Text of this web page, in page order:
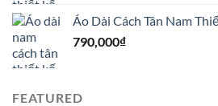
Áo Dài Cách Tân Nam
790,000₫
FEATURED